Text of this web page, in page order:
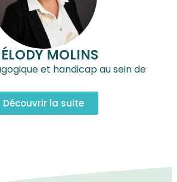
MOLINS
et handicap au sein de
Découvrir la suite